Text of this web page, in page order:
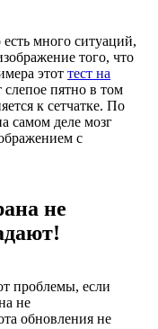
много ситуаций,
того, что
этот тест на
слепое пятно в том
к сетчатке. По
самом деле мозг
с
не
проблемы, если
не
обновления не